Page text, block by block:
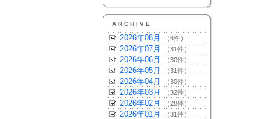
ARCHIVE
2026年08月 （6件）
2026年07月 （31件）
2026年06月 （30件）
2026年05月 （31件）
2026年04月 （30件）
2026年03月 （32件）
2026年02月 （28件）
2026年01月 （31件）